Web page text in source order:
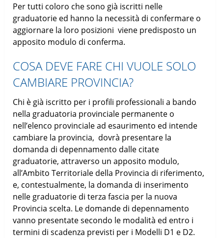
Per tutti coloro che sono già iscritti nelle
graduatorie ed hanno la necessità di confermare o
aggiornare la loro posizioni viene predisposto un
apposito modulo di conferma.
COSA DEVE FARE CHI VUOLE SOLO
CAMBIARE PROVINCIA?
Chi è già iscritto per i profili professionali a bando
nella graduatoria provinciale permanente o
nell’elenco provinciale ad esaurimento ed intende
cambiare la provincia, dovrà presentare la
domanda di depennamento dalle citate
graduatorie, attraverso un apposito modulo,
all’Ambito Territoriale della Provincia di riferimento,
e, contestualmente, la domanda di inserimento
nelle graduatorie di terza fascia per la nuova
Provincia scelta. Le domande di depennamento
vanno presentate secondo le modalità ed entro i
termini di scadenza previsti per i Modelli D1 e D2.